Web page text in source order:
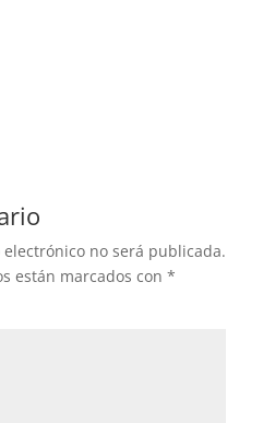
no será publicada.
están marcados con *